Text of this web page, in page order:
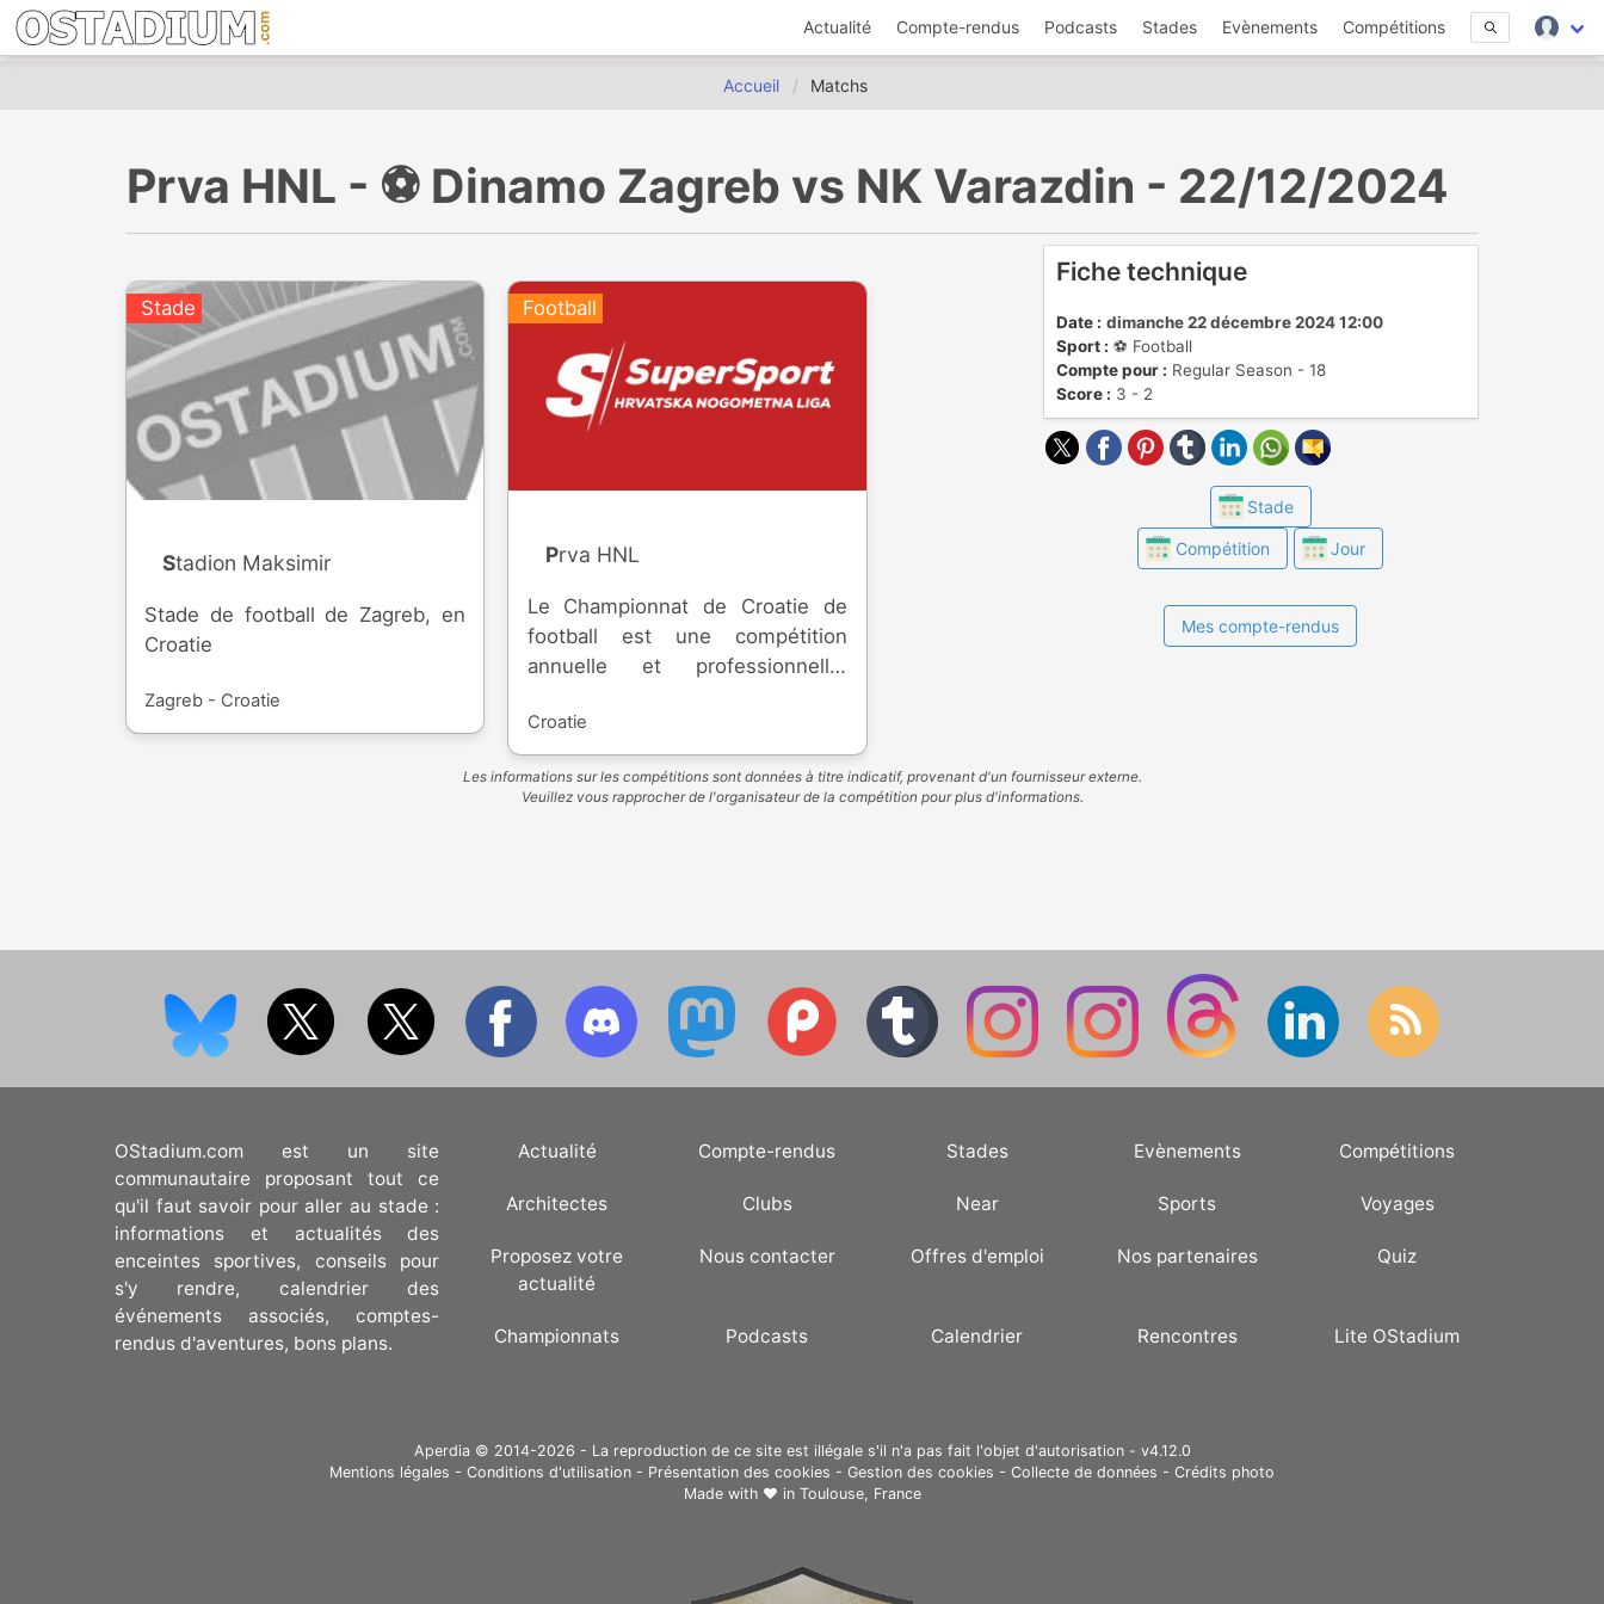
Actualité Compte-rendus Podcasts Stades Evènements Compétitions
Accueil Matchs
Prva HNL - ⚽️ Dinamo Zagreb vs NK Varazdin - 22/12/2024
Stade
Stadion Maksimir
Stade de football de Zagreb, en
Croatie
Zagreb - Croatie
Football
Prva HNL
Le Championnat de Croatie de
football est une compétition
annuelle et professionnelle,
croate, inauguré en 1992. Les
meilleures équipes de la saison
régulière peuvent prendre les
Croatie
Fiche technique
Date : dimanche 22 décembre 2024 12:00
Sport : ⚽️ Football
Compte pour : Regular Season - 18
Score : 3 - 2
Stade
Compétition Jour
Mes compte-rendus
Les informations sur les compétitions sont données à titre indicatif, provenant d'un fournisseur externe.
Veuillez vous rapprocher de l'organisateur de la compétition pour plus d'informations.
OStadium.com est un site
communautaire proposant tout ce
qu'il faut savoir pour aller au stade :
informations et actualités des
enceintes sportives, conseils pour
s'y rendre, calendrier des
événements associés, comptes-
rendus d'aventures, bons plans.
Actualité Compte-rendus Stades Evènements Compétitions
Architectes Clubs Near Sports Voyages
Proposez votre
actualité
Nous contacter Offres d'emploi Nos partenaires Quiz
Championnats Podcasts Calendrier Rencontres Lite OStadium
Aperdia © 2014-2026 - La reproduction de ce site est illégale s'il n'a pas fait l'objet d'autorisation - v4.12.0
Mentions légales - Conditions d'utilisation - Présentation des cookies - Gestion des cookies - Collecte de données - Crédits photo
Made with ❤ in Toulouse, France